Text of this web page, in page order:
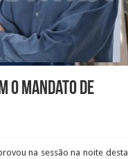
o mandato de
na sessão na noite desta